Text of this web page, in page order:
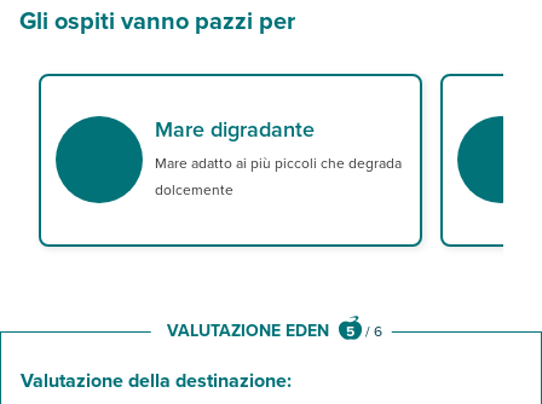
Gli ospiti vanno pazzi per
Mare digradante
Mare adatto ai più piccoli che degrada
dolcemente
VALUTAZIONE EDEN 5 /6
Valutazione della destinazione: